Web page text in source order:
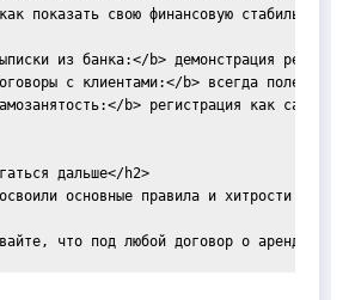
показать свою финансовую
из банка:</b> демонстрация
с клиентами:</b> всегда полезно
b> регистрация как
дальше</h2>
основные правила и хитрости